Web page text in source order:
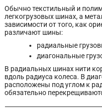
Обычно текстильный и
легкогрузовых шинах, а
зависимости от того, как
различают шины:
радиальные
диагональные
В радиальных шинах нити
вдоль радиуса колеса. В
расположены под углом к
обязательно